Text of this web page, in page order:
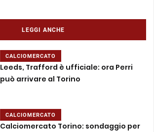
LEGGI ANCHE
CALCIOMERCATO
Leeds, Trafford è ufficiale: ora Perri
può arrivare al Torino
CALCIOMERCATO
Calciomercato Torino: sondaggio per